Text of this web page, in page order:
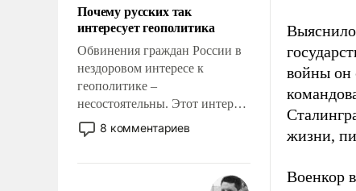
Почему русских так
интересует геополитика
Обвинения граждан России в
нездоровом интересе к
геополитике –
несостоятельны. Этот интерес
рационален и прагматичен. Он
обусловлен тысячелетним
8 комментариев
войны он
жизни,
Военкор